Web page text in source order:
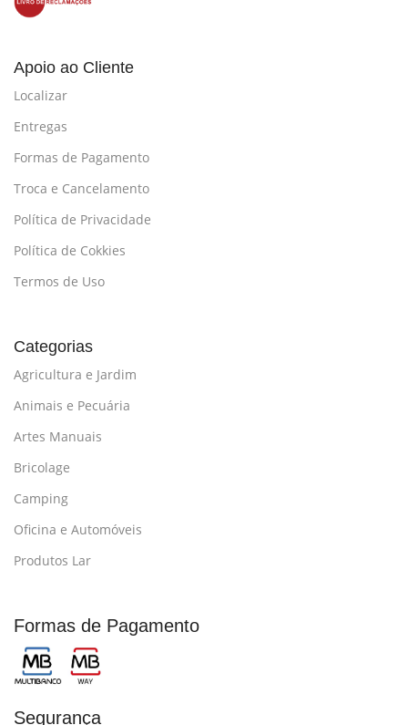
Apoio ao Cliente
Localizar
Entregas
Formas de Pagamento
Troca e Cancelamento
Política de Privacidade
Política de Cokkies
Termos de Uso
Categorias
Agricultura e Jardim
Animais e Pecuária
Artes Manuais
Bricolage
Camping
Oficina e Automóveis
Produtos Lar
Formas de Pagamento
Segurança